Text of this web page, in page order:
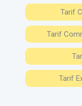
Tarif
Tarif
Tarif